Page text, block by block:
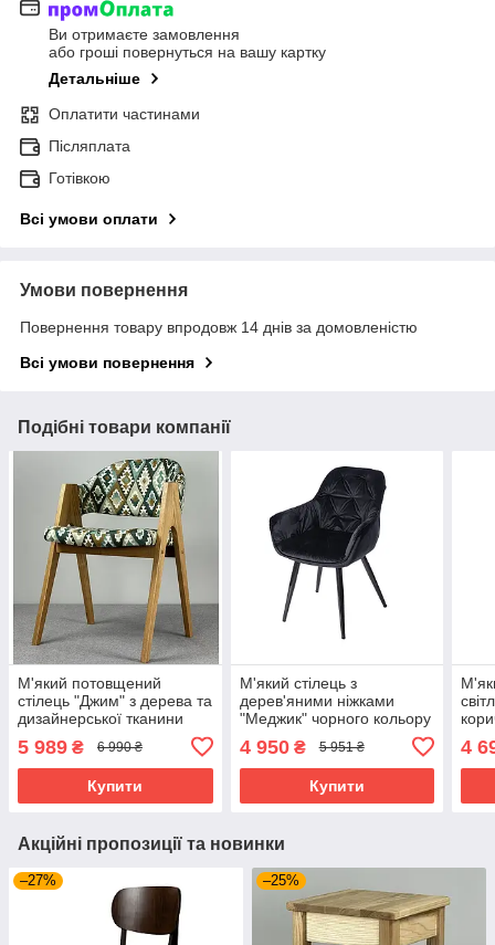
Ви отримаєте замовлення
або гроші повернуться на вашу картку
Детальніше
Оплатити частинами
Післяплата
Готівкою
Всі умови оплати
Умови повернення
Повернення товару впродовж 14 днів за домовленістю
Всі умови повернення
Подібні товари компанії
М'який потовщений
стілець "Джим" з дерева та
дизайнерської тканини
5 989 ₴ 6 990 ₴
Купити
М'який стілець з
дерев'яними ніжками
"Меджик" чорного кольору
4 950₴ 5 951 ₴
Купити
4
Акційні пропозиції та новинки
–27% –25%